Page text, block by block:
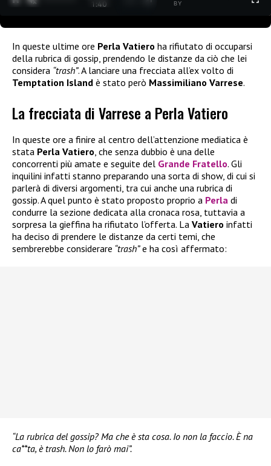
1:40
BY
In queste ultime ore Perla Vatiero ha rifiutato di occuparsi
della rubrica di gossip, prendendo le distanze da ciò che lei
considera “trash”. A lanciare una frecciata all’ex volto di
Temptation Island è stato però Massimiliano Varrese.
La frecciata di Varrese a Perla Vatiero
In queste ore a finire al centro dell’attenzione mediatica è
stata Perla Vatiero, che senza dubbio è una delle
concorrenti più amate e seguite del Grande Fratello. Gli
inquilini infatti stanno preparando una sorta di show, di cui si
parlerà di diversi argomenti, tra cui anche una rubrica di
gossip. A quel punto è stato proposto proprio a Perla di
condurre la sezione dedicata alla cronaca rosa, tuttavia a
sorpresa la gieffina ha rifiutato l’offerta. La Vatiero infatti
ha deciso di prendere le distanze da certi temi, che
sembrerebbe considerare “trash”e ha così affermato:
“La rubrica del gossip? Ma che è sta cosa. Io non la faccio. È na
ca**ta, è trash. Non lo farò mai”.